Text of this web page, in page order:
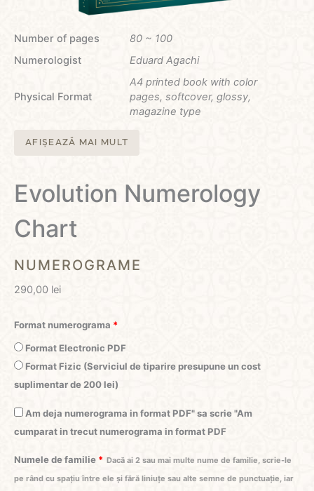
Number of pages
80 ~ 100
Numerologist
Eduard Agachi
Physical Format
A4 printed book with color
pages, softcover, glossy,
magazine type
AFIȘEAZĂ MAI MULT
Evolution Numerology
Chart
NUMEROGRAME
290,00 lei
Format numerograma *
Format Electronic PDF
Format Fizic (Serviciul de tiparire presupune un cost
suplimentar de 200 lei)
Am deja numerograma in format PDF" sa scrie "Am
cumparat in trecut numerograma in format PDF
Numele de familie * Dacă ai 2 sau mai multe nume de familie, scrie-le
pe rând cu spațiu între ele și fără liniuțe sau alte semne de punctuație, iar